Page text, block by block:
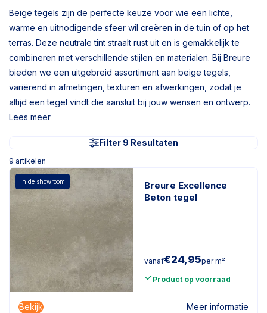
Beige tegels zijn de perfecte keuze voor wie een lichte,
warme en uitnodigende sfeer wil creëren in de tuin of op het
terras. Deze neutrale tint straalt rust uit en is gemakkelijk te
combineren met verschillende stijlen en materialen. Bij Breure
bieden we een uitgebreid assortiment aan beige tegels,
variërend in afmetingen, texturen en afwerkingen, zodat je
altijd een tegel vindt die aansluit bij jouw wensen en ontwerp.
Lees meer
Filter 9 Resultaten
9 artikelen
In de showroom
Breure Excellence
Beton tegel
vanaf€24,95per m²
Product op voorraad
Bekijk Meer informatie